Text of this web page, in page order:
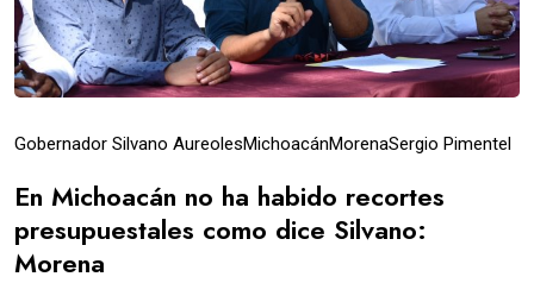
Gobernador Silvano AureolesMichoacánMorenaSergio Pimentel
En Michoacán no ha habido recortes
presupuestales como dice Silvano:
Morena